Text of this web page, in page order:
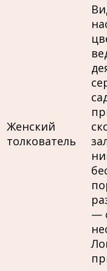
Женский
толкователь
—